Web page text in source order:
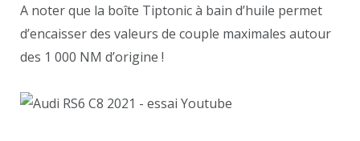
A noter que la boîte Tiptonic à bain d’huile permet
d’encaisser des valeurs de couple maximales autour
des 1 000 NM d’origine !